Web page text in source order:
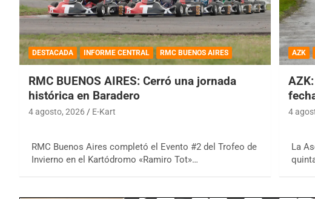
DESTACADA INFORME CENTRAL RMC BUENOS AIRES
RMC BUENOS AIRES: Cerró una jornada
histórica en Baradero
4 agosto, 2026 E-Kart
RMC Buenos Aires completó el Evento #2 del Trofeo de
Invierno en el Kartódromo «Ramiro Tot»…
AZK
4
La